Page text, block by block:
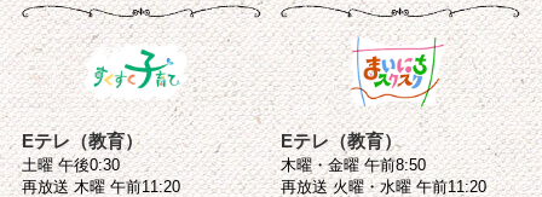
Eテレ（教育）
土曜 午後0:30
再放送 木曜 午前11:20
Eテレ（教育）
木曜・金曜 午前8:50
再放送 火曜・水曜 午前11:20